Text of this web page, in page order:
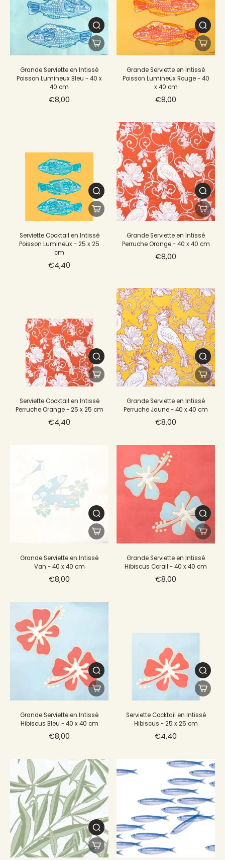
Grande Serviette en Intissé
Poisson Lumineux Bleu - 40 x
40 cm
€8,00
Grande Serviette en Intissé
Poisson Lumineux Rouge - 40
x 40 cm
€8,00
Serviette Cocktail en Intissé
Poisson Lumineux - 25 x 25
cm
€4,40
Grande Serviette en Intissé
Perruche Orange - 40 x 40 cm
€8,00
Serviette Cocktail en Intissé
Perruche Orange - 25 x 25 cm
€4,40
Grande Serviette en Intissé
Perruche Jaune - 40 x 40 cm
€8,00
Grande Serviette en Intissé
Van - 40 x 40 cm
€8,00
Grande Serviette en Intissé
Hibiscus Corail - 40 x 40 cm
€8,00
Grande Serviette en Intissé
Hibiscus Bleu - 40 x 40 cm
€8,00
Serviette Cocktail en Intissé
Hibiscus - 25 x 25 cm
€4,40